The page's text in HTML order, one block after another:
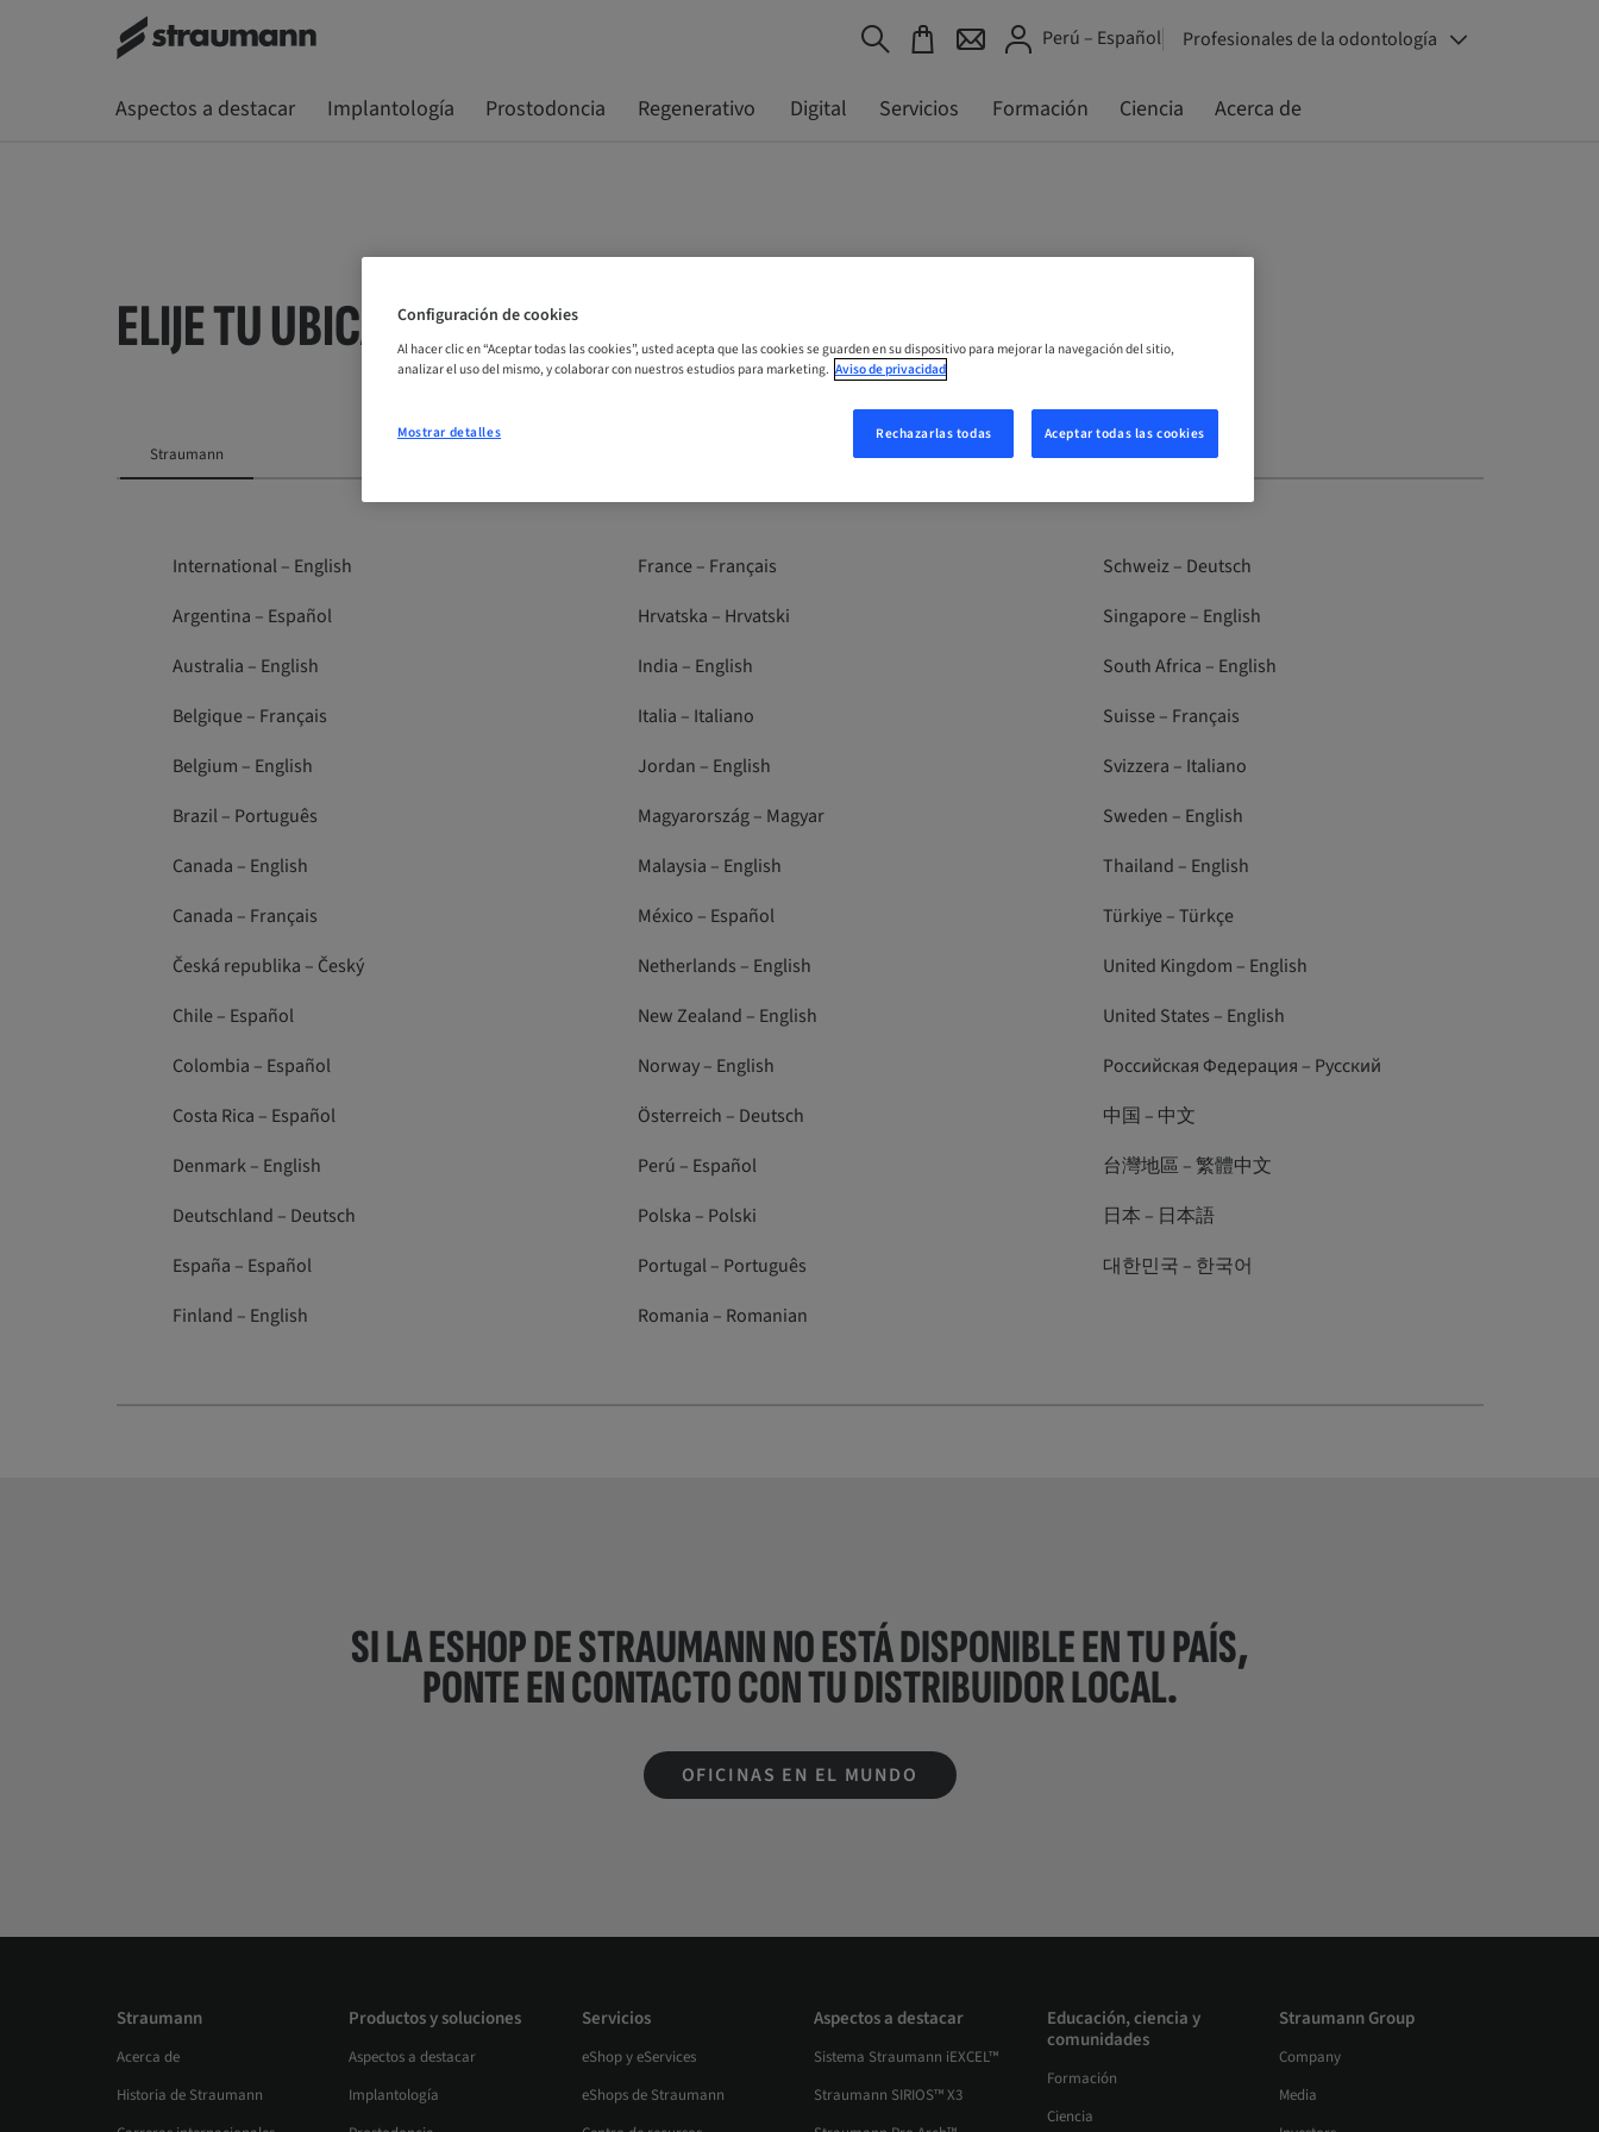
Perú – Español Profesionales de la odontología
Aspectos a destacar Implantología Prostodoncia Regenerativo Digital Servicios Formación Ciencia Acerca de
ELIJE TU UBICACIÓN
Straumann
International – English
Argentina – Español
Australia – English
Belgique – Français
Belgium – English
Brazil – Português
Canada – English
Canada – Français
Česká republika – Český
Chile – Español
Colombia – Español
Costa Rica – Español
Denmark – English
Deutschland – Deutsch
España – Español
Finland – English
France – Français
Hrvatska – Hrvatski
India – English
Italia – Italiano
Jordan – English
Magyarország – Magyar
Malaysia – English
México – Español
Netherlands – English
New Zealand – English
Norway – English
Österreich – Deutsch
Perú – Español
Polska – Polski
Portugal – Português
Romania – Romanian
Schweiz – Deutsch
Singapore – English
South Africa – English
Suisse – Français
Svizzera – Italiano
Sweden – English
Thailand – English
Türkiye – Türkçe
United Kingdom – English
United States – English
Российская Федерация – Русский
中国 – 中文
台灣地區 – 繁體中文
日本 – 日本語
대한민국 – 한국어
SI LA ESHOP DE STRAUMANN NO ESTÁ DISPONIBLE EN TU PAÍS,
PONTE EN CONTACTO CON TUDISTRIBUIDOR LOCAL.
OFICINAS EN EL MUNDO
Straumann
Acerca de
Historia de Straumann
Productos y soluciones
Aspectos a destacar
Implantología
Servicios
eShop y eServices
eShops de Straumann
Aspectos a destacar
Sistema Straumann iEXCEL™
Straumann SIRIOS™ X3
Educación, ciencia y
comunidades
Formación
Ciencia
Straumann Group
Company
Media
Configuración de cookies
Al hacer clic en “Aceptar todas las cookies”, usted acepta que las cookies se guarden en su dispositivo para mejorar la navegación del sitio,
analizar el uso del mismo, y colaborar con nuestros estudios para marketing. Aviso de privacidad
Rechazarlas todas Aceptar todas las cookies
Mostrar detalles